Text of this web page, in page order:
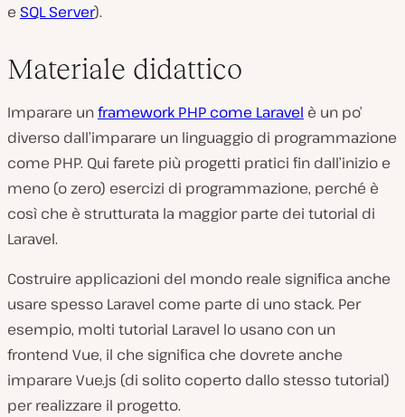
e SQL Server).
Materiale didattico
Imparare unframework PHP come Laravel è un po’
diverso dall’imparare un linguaggio di programmazione
come PHP. Qui farete più progetti pratici fin dall’inizio e
meno (o zero) esercizi di programmazione, perché è
così che è strutturata la maggior parte dei tutorial di
Laravel.
Costruire applicazioni del mondo reale significa anche
usare spesso Laravel come parte di uno stack. Per
esempio, molti tutorial Laravel lo usano con un
frontend Vue, il che significa che dovrete anche
imparare Vue.js (di solito coperto dallo stesso tutorial)
per realizzare il progetto.